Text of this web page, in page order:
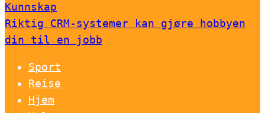
Kunnskap
Riktig CRM-systemer kan gjøre hobbyen
din til en jobb
Sport
Reise
Hjem